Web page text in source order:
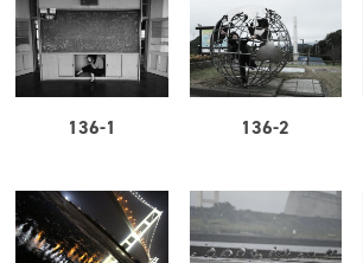
136-1 136-2